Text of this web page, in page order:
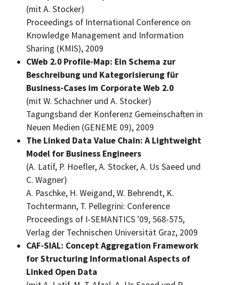
(mit A. Stocker)
Proceedings of International Conference on
Knowledge Management and Information
Sharing (KMIS), 2009
CWeb 2.0 Profile-Map: Ein Schema zur
Beschreibung und Kategorisierung für
Business-Cases im Corporate Web 2.0
(mit W. Schachner und A. Stocker)
Tagungsband der Konferenz Gemeinschaften in
Neuen Medien (GENEME 09), 2009
The Linked Data Value Chain: A Lightweight
Model for Business Engineers
(A. Latif, P. Hoefler, A. Stocker, A. Us Saeed und
C. Wagner)
A. Paschke, H. Weigand, W. Behrendt, K.
Tochtermann, T. Pellegrini: Conference
Proceedings of I-SEMANTICS '09, 568-575,
Verlag der Technischen Universität Graz, 2009
CAF-SIAL: Concept Aggregation Framework
for Structuring Informational Aspects of
Linked Open Data